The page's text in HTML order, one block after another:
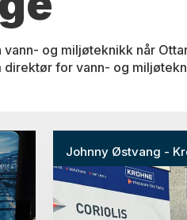
og miljøteknikk når
for vann- og
Johnny Østvang -